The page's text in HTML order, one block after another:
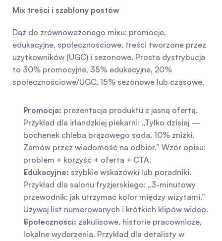
Mix treści i szablony postów
Dąż do zrównoważonego mixu: promocje,
edukacyjne, społecznościowe, treści tworzone przez
użytkowników (UGC) i sezonowe. Prosta dystrybucja
to 30% promocyjne, 35% edukacyjne, 20%
społecznościowe/UGC, 15% sezonowe lub czasowe.
Promocja: prezentacja produktu z jasną ofertą.
Przykład dla irlandzkiej piekarni: „Tylko dzisiaj —
bochenek chleba brązowego soda, 10% zniżki.
Zamów przez wiadomość na odbiór.” Wzór opisu:
problem + korzyść + oferta + CTA.
Edukacyjne: szybkie wskazówki lub poradniki.
Przykład dla salonu fryzjerskiego: „3-minutowy
przewodnik: jak utrzymać kolor między wizytami.”
Używaj list numerowanych i krótkich klipów wideo.
Społeczności: zakulisowe, historie pracownicze,
lokalne wydarzenia. Przykład dla detalisty w